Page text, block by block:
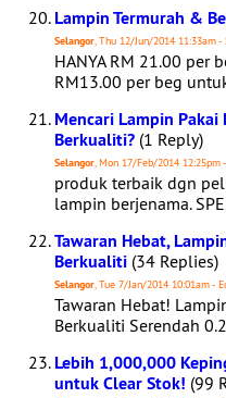
Lampin Termurah &
Selangor, Thu 12/Jun/2014 11:33am
HANYA RM 21.00 per
RM13.00 per beg
Mencari Lampin Pakai
Berkualiti? (1 Reply)
Selangor, Mon 17/Feb/2014 12:25pm
produk terbaik dgn
lampin berjenama.
Tawaran Hebat,
Berkualiti (34 Replies)
Selangor, Tue 7/Jan/2014 10:01am -
Tawaran Hebat!
Berkualiti Serendah
Lebih 1,000,000
untuk Clear Stok! (99